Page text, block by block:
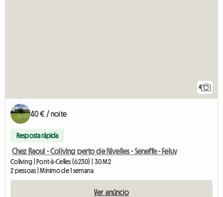
4
40 € / noite
Resposta rápida
Chez Raoul - Coliving perto de Nivelles - Seneffe - Feluy
Coliving | Pont-à-Celles (6230) | 30 M2
2 pessoas | Mínimo de 1 semana
Ver anúncio